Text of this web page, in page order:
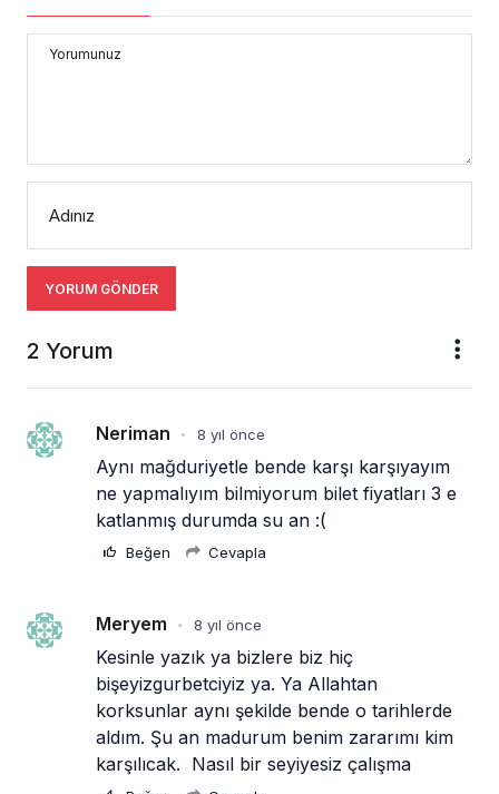
Yorumunuz
Adınız
YORUM GÖNDER
2 Yorum
Neriman • 8 yıl önce
Aynı mağduriyetle bende karşı karşıyayım
ne yapmalıyım bilmiyorum bilet fiyatları 3 e
katlanmış durumda su an :(
Beğen Cevapla
Meryem • 8 yıl önce
Kesinle yazık ya bizlere biz hiç
bişeyizgurbetciyiz ya. Ya Allahtan
korksunlar aynı şekilde bende o tarihlerde
aldım. Şu an madurum benim zararımı kim
karşılıcak.  Nasıl bir seyiyesiz çalışma